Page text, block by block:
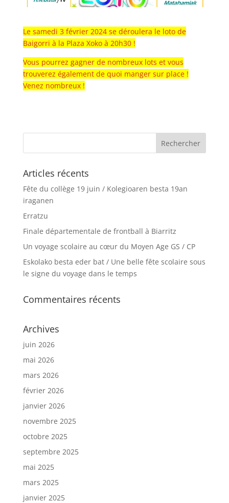
Le samedi 3 février 2024 se déroulera le loto de
Baigorri à la Plaza Xoko à 20h30 !
Vous pourrez gagner de nombreux lots et vous
trouverez également de quoi manger sur place !
Venez nombreux !
Articles récents
Fête du collège 19 juin / Kolegioaren besta 19an
iraganen
Erratzu
Finale départementale de frontball à Biarritz
Un voyage scolaire au cœur du Moyen Age GS / CP
Eskolako besta eder bat / Une belle fête scolaire sous
le signe du voyage dans le temps
Commentaires récents
Archives
juin 2026
mai 2026
mars 2026
février 2026
janvier 2026
novembre 2025
octobre 2025
septembre 2025
mai 2025
mars 2025
janvier 2025